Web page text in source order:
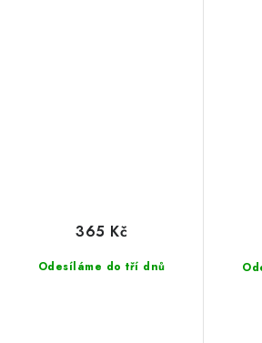
Odesíláme do tří dnů
365 Kč